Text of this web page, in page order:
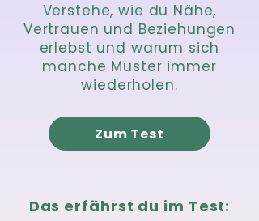
Verstehe, wie du Nähe,
Vertrauen und Beziehungen
erlebst und warum sich
manche Muster immer
wiederholen.
Zum Test
Das erfährst du im Test: